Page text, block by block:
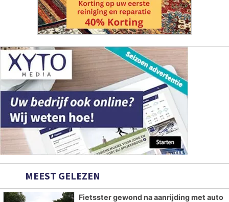
MEEST GELEZEN
Fietsster gewond na aanrijding met auto